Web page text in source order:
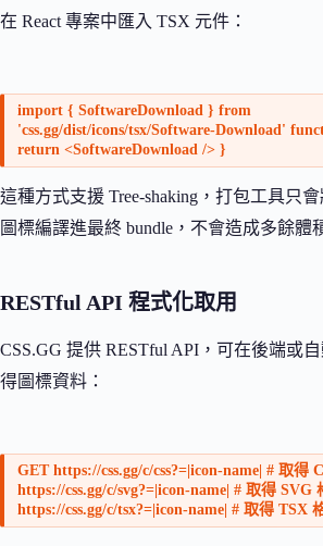
在 React 專案中匯入 TSX 元件：
import { SoftwareDownload } from
'css.gg/dist/icons/tsx/Software-Download'
return <SoftwareDownload /> }
這種方式支援 Tree-shaking，打包工具只
圖標編譯進最終 bundle，不會造成多餘體
RESTful API 程式化取用
CSS.GG 提供 RESTful API，可在後端或
得圖標資料：
GET https://css.gg/c/css?=|icon-name| # 取得
https://css.gg/c/svg?=|icon-name| # 取得 SVG
https://css.gg/c/tsx?=|icon-name| # 取得 TSX